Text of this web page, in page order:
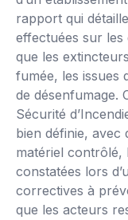
rapport qui
effectuées sur les
que les
fumée, les issues
de désenfumage.
Sécurité
bien définie, avec
matériel contrôlé,
constatées lors
correctives à
que les acteurs